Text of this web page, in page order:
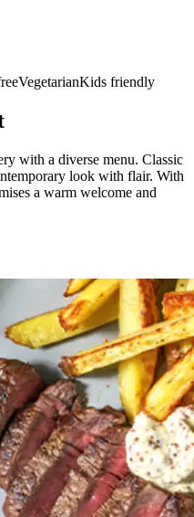
VegetarianKids friendly
with a diverse menu. Classic
look with flair. With
a warm welcome and